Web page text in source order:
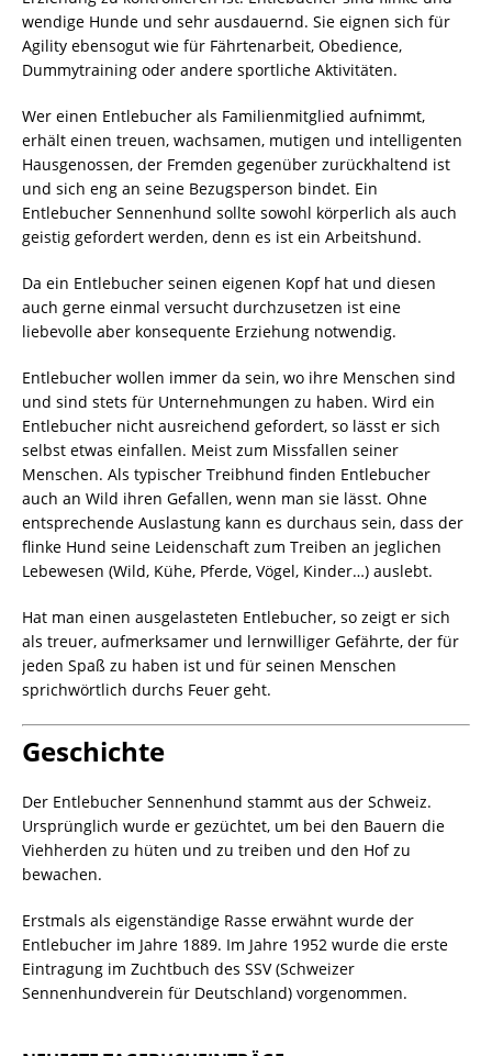
wendige Hunde und sehr ausdauernd. Sie eignen sich für
Agility ebensogut wie für Fährtenarbeit, Obedience,
Dummytraining oder andere sportliche Aktivitäten.
Wer einen Entlebucher als Familienmitglied aufnimmt,
erhält einen treuen, wachsamen, mutigen und intelligenten
Hausgenossen, der Fremden gegenüber zurückhaltend ist
und sich eng an seine Bezugsperson bindet. Ein
Entlebucher Sennenhund sollte sowohl körperlich als auch
geistig gefordert werden, denn es ist ein Arbeitshund.
Da ein Entlebucher seinen eigenen Kopf hat und diesen
auch gerne einmal versucht durchzusetzen ist eine
liebevolle aber konsequente Erziehung notwendig.
Entlebucher wollen immer da sein, wo ihre Menschen sind
und sind stets für Unternehmungen zu haben. Wird ein
Entlebucher nicht ausreichend gefordert, so lässt er sich
selbst etwas einfallen. Meist zum Missfallen seiner
Menschen. Als typischer Treibhund finden Entlebucher
auch an Wild ihren Gefallen, wenn man sie lässt. Ohne
entsprechende Auslastung kann es durchaus sein, dass der
flinke Hund seine Leidenschaft zum Treiben an jeglichen
Lebewesen (Wild, Kühe, Pferde, Vögel, Kinder…) auslebt.
Hat man einen ausgelasteten Entlebucher, so zeigt er sich
als treuer, aufmerksamer und lernwilliger Gefährte, der für
jeden Spaß zu haben ist und für seinen Menschen
sprichwörtlich durchs Feuer geht.
Geschichte
Der Entlebucher Sennenhund stammt aus der Schweiz.
Ursprünglich wurde er gezüchtet, um bei den Bauern die
Viehherden zu hüten und zu treiben und den Hof zu
bewachen.
Erstmals als eigenständige Rasse erwähnt wurde der
Entlebucher im Jahre 1889. Im Jahre 1952 wurde die erste
Eintragung im Zuchtbuch des SSV (Schweizer
Sennenhundverein für Deutschland) vorgenommen.